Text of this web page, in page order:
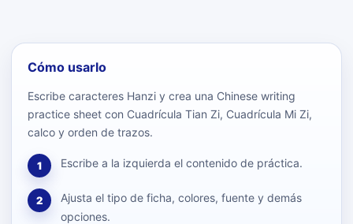
Cómo usarlo
Escribe caracteres Hanzi y crea una Chinese writing
practice sheet con Cuadrícula Tian Zi, Cuadrícula Mi Zi,
calco y orden de trazos.
1 Escribe a la izquierda el contenido de práctica.
2
Ajusta el tipo de ficha, colores, fuente y demás
opciones.